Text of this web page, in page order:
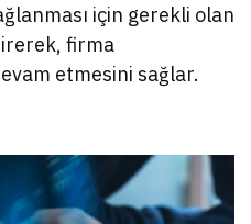
için gerekli olan
firma
etmesini sağlar.